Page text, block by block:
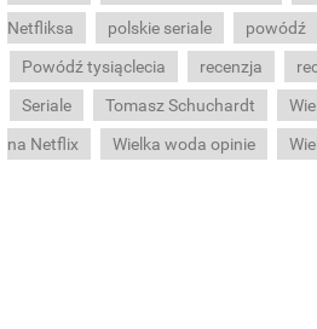
Netfliksa
polskie seriale powódź
Powódź tysiąclecia
recenzja
Seriale
Tomasz Schuchardt
na Netflix
Wielka woda opinie